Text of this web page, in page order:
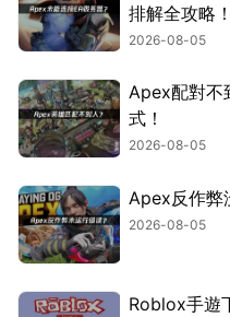
排解全攻略！
2026-08-05
Apex配對不
式！
2026-08-05
Apex反作弊
2026-08-05
Roblox手遊